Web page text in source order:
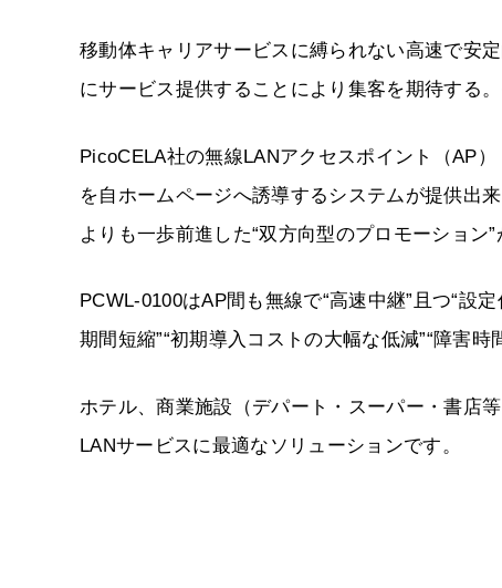
移動体キャリアサービスに縛られない高速で安
にサービス提供することにより集客を期待する
PicoCELA社の無線LANアクセスポイント（AP
を自ホームページへ誘導するシステムが提供出
よりも一歩前進した“双方向型のプロモーション”
PCWL-0100はAP間も無線で“高速中継”且つ“設
期間短縮”“初期導入コストの大幅な低減”“障害時
ホテル、商業施設（デパート・スーパー・書店
LANサービスに最適なソリューションです。